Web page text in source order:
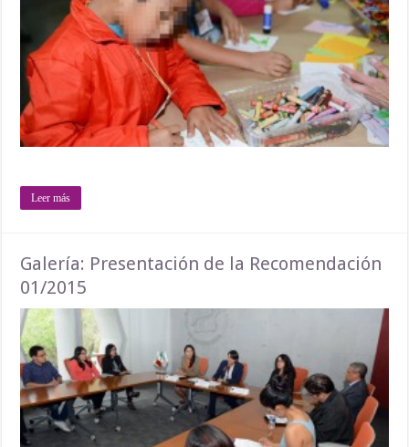
Leer más
Galería: Presentación de la Recomendación
01/2015